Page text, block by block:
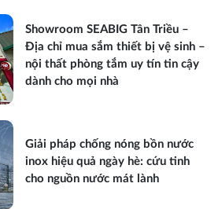
Showroom SEABIG Tân Triều –
Địa chỉ mua sắm thiết bị vệ sinh –
nội thất phòng tắm uy tín tin cậy
dành cho mọi nhà
Giải pháp chống nóng bồn nước
inox hiệu quả ngày hè: cứu tinh
cho nguồn nước mát lành